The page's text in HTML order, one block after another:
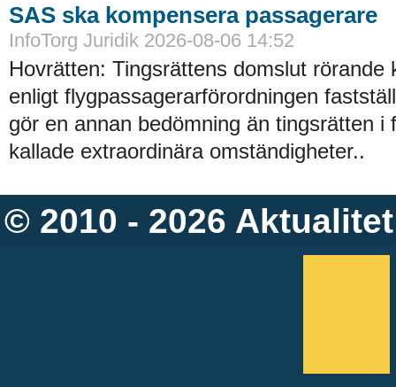
SAS ska kompensera passagerare
InfoTorg Juridik 2026-08-06 14:52
Hovrätten: Tingsrättens domslut rörande
enligt flygpassagerarförordningen
gör en annan bedömning än tingsrätten i
kallade extraordinära omständigheter..
© 2010 - 2026 Aktualitet